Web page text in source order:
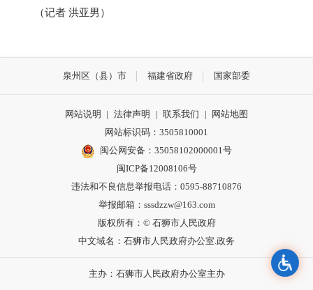
（记者 洪亚男）
泉州区（县）市 福建省政府 国家部委
网站说明 | 法律声明 | 联系我们 |
网站地图
网站标识码：3505810001
闽公网安备：35058102000001号
闽ICP备12008106号
违法和不良信息举报电话：0595-88710876
举报邮箱：sssdzzw@163.com
版权所有：© 石狮市人民政府
中文域名：石狮市人民政府办公室.政务
主办：石狮市人民政府办公室主办